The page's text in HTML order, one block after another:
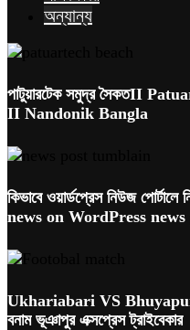
অন্যান্য
পাটুয়ারটেক সমুদ্র সৈকতII
II Nandonik Bangla
কিভাবে ওয়ার্ডপ্রেস নিউজ
news on WordPress
Ukhariabari VS Bhuyapur
বনাম ভূঞাপুর এক্সপ্রেস ট্রাইবেকার